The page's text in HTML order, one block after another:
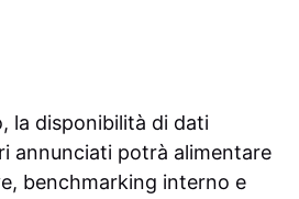
la disponibilità di dati
annunciati potrà alimentare
benchmarking interno e